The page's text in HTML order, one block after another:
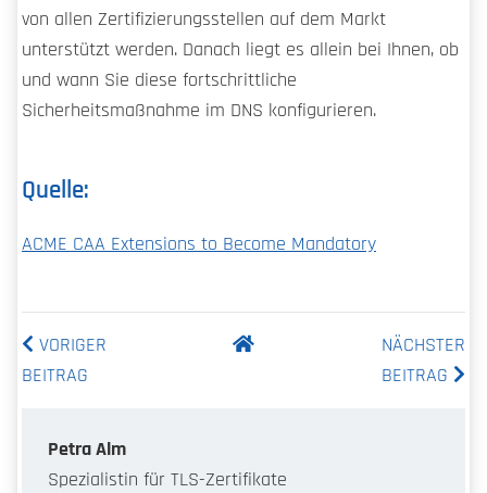
von allen Zertifizierungsstellen auf dem Markt
unterstützt werden. Danach liegt es allein bei Ihnen, ob
und wann Sie diese fortschrittliche
Sicherheitsmaßnahme im DNS konfigurieren.
Quelle:
ACME CAA Extensions to Become Mandatory
VORIGER
BEITRAG
NÄCHSTER
BEITRAG
Petra Alm
Spezialistin für TLS-Zertifikate